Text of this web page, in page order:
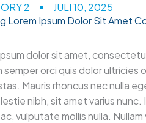
2
JULI 10, 2025
Lorem Ipsum Dolor Sit Amet
dolor sit amet,
semper orci quis dolor ultricies
Mauris rhoncus nec nulla
nibh, sit amet varius
vulputate mollis nulla.